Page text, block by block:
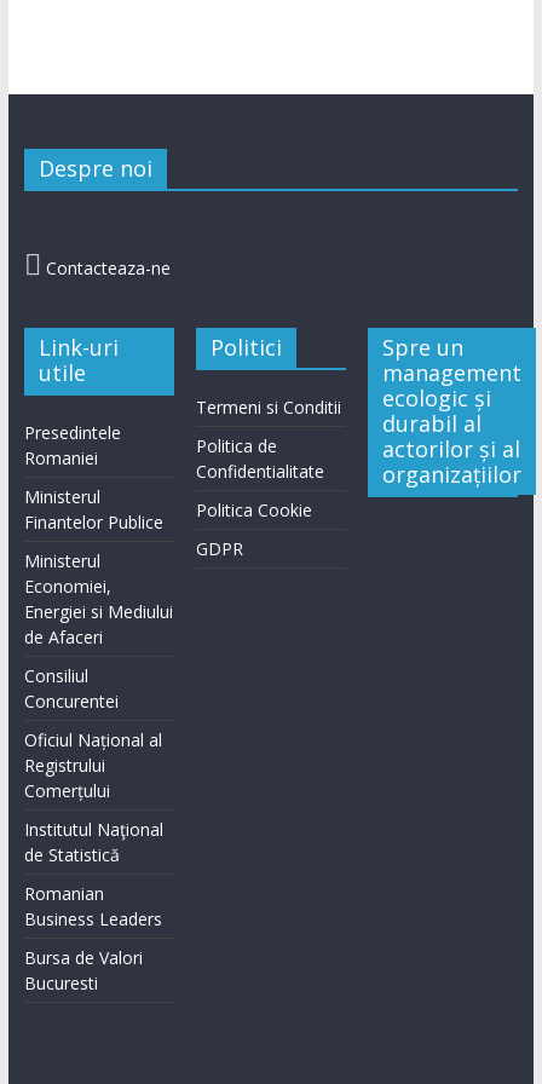
Despre noi
 Contacteaza-ne
Link-uri
utile
Presedintele
Romaniei
Ministerul
Finantelor Publice
Ministerul
Economiei,
Energiei si Mediului
de Afaceri
Consiliul
Concurentei
Oficiul Național al
Registrului
Comerțului
Institutul Naţional
de Statistică
Romanian
Business Leaders
Bursa de Valori
Bucuresti
Politici
Termeni si Conditii
Politica de
Confidentialitate
Politica Cookie
GDPR
Spre un
management
ecologic și
durabil al
actorilor și al
organizațiilor